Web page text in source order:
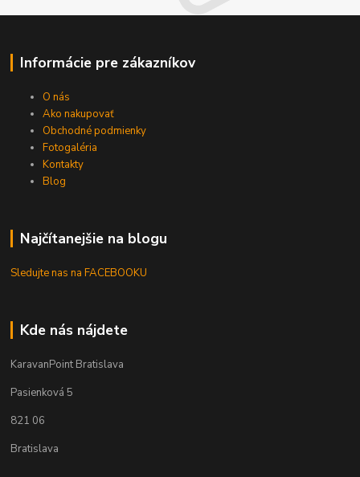
Informácie pre zákazníkov
O nás
Ako nakupovať
Obchodné podmienky
Fotogaléria
Kontakty
Blog
Najčítanejšie na blogu
Sledujte nas na FACEBOOKU
Kde nás nájdete
KaravanPoint Bratislava
Pasienková 5
821 06
Bratislava